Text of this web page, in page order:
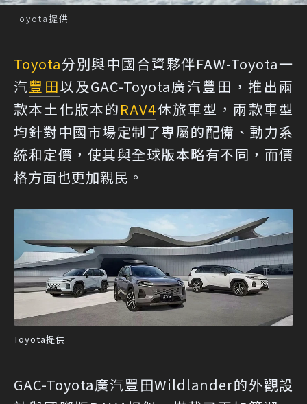
Toyota提供
Toyota分別與中國合資夥伴FAW-Toyota一
汽豐田以及GAC-Toyota廣汽豐田，推出兩
款本土化版本的RAV4休旅車型，兩款車型
均針對中國市場定制了專屬的配備、動力系
統和定價，使其與全球版本略有不同，而價
格方面也更加親民。
Toyota提供
GAC-Toyota廣汽豐田Wildlander的外觀設